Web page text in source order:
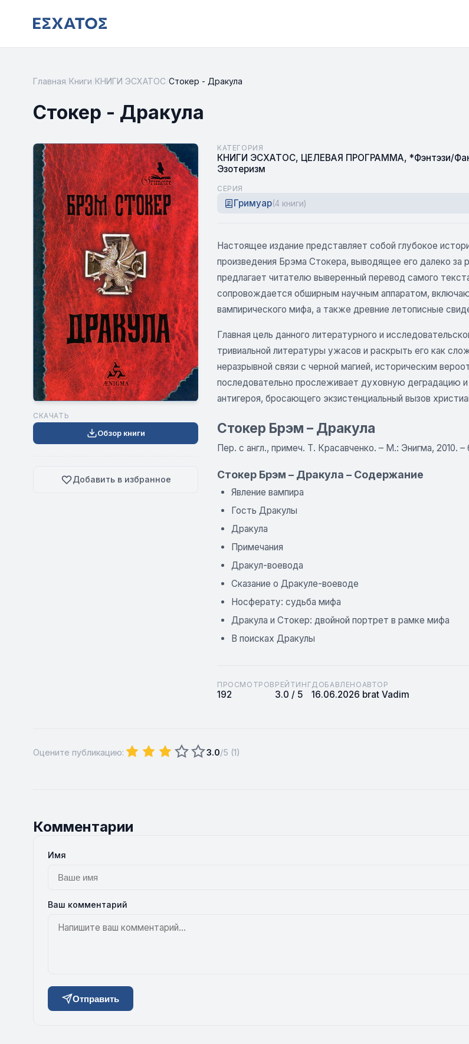
Главная Книги КНИГИ ЭСХАТОС Стокер - Дракула
Стокер - Дракула
СКАЧАТЬ
Обзор книги
Добавить в избранное
КАТЕГОРИЯ
КНИГИ ЭСХАТОС, ЦЕЛЕВАЯ ПРОГРАММА, *Фэнтэзи/
Эзотеризм
СЕРИЯ
Гримуар(4 книги)
Настоящее издание представляет собой глубокое
произведения Брэма Стокера, выводящее его далеко за
предлагает читателю выверенный перевод самого
сопровождается обширным научным аппаратом,
вампирического мифа, а также древние летописные
Главная цель данного литературного и
тривиальной литературы ужасов и раскрыть его как
неразрывной связи с черной магией, историческим
последовательно прослеживает духовную деградацию
антигероя, бросающего экзистенциальный вызов
Стокер Брэм – Дракула
Пер. с англ., примеч. Т. Красавченко. – М.: Энигма,
Стокер Брэм – Дракула – Содержание
Явление вампира
Гость Дракулы
Дракула
Примечания
Дракул-воевода
Сказание о Дракуле-воеводе
Носферату: судьба мифа
Дракула и Стокер: двойной портрет в рамке мифа
В поисках Дракулы
ПРОСМОТРОВ
192
РЕЙТИНГ
3.0 / 5
ДОБАВЛЕНО
16.06.2026
АВТОР
brat Vadim
Оцените публикацию: 3.0/5 (1)
Комментарии
Имя
Ваш комментарий
Отправить